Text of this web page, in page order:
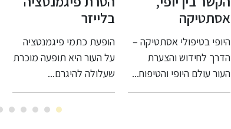
בלייזר
הופעת כתמי פיגמנטציה
על העור היא תופעה מוכרת
שעלולה להיגרם...
טיפוח העור
ג'רנטיק
היתרונות של קרם נגד
קמטים קרם נגד קמטים
הוא אחד מהמוצרים...